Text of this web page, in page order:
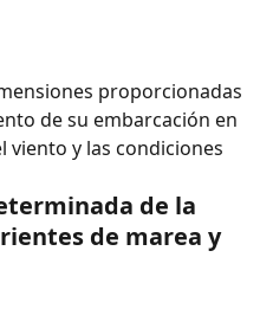
proporcionadas
de su embarcación en
viento y las condiciones
de la
de marea y